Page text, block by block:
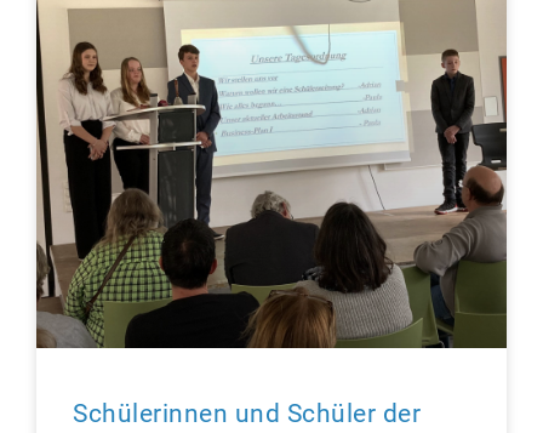
Schülerinnen und Schüler der